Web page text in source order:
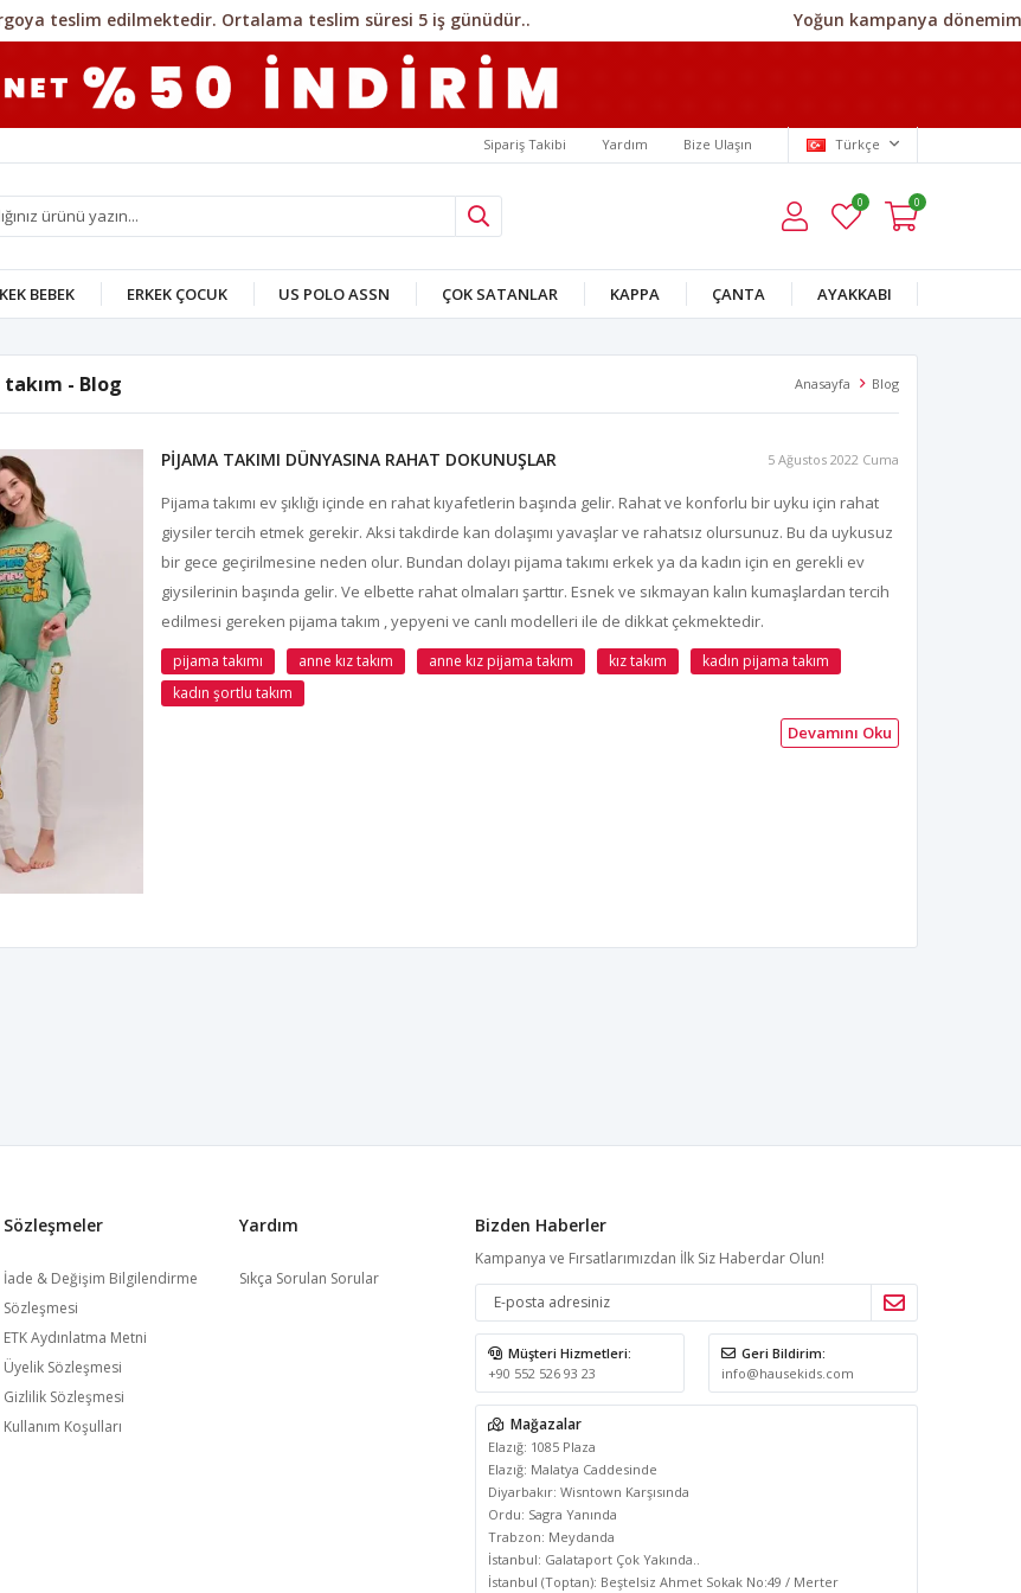
Yoğun kampanya
Sipariş Takibi Yardım Bize Ulaşın Türkçe
0 0
BEBEK ERKEK ÇOCUK US POLO ASSN ÇOK SATANLAR KAPPA ÇANTA AYAKKABI
- Blog Anasayfa Blog
PİJAMA TAKIMI DÜNYASINA RAHAT DOKUNUŞLAR 5 Ağustos 2022 Cuma
Pijama takımı ev şıklığı içinde en rahat kıyafetlerin başında gelir. Rahat ve konforlu bir uyku için rahat
giysiler tercih etmek gerekir. Aksi takdirde kan dolaşımı yavaşlar ve rahatsız olursunuz. Bu da uykusuz
bir gece geçirilmesine neden olur. Bundan dolayı pijama takımı erkek ya da kadın için en gerekli ev
giysilerinin başında gelir. Ve elbette rahat olmaları şarttır. Esnek ve sıkmayan kalın kumaşlardan tercih
edilmesi gereken pijama takım , yepyeni ve canlı modelleri ile de dikkat çekmektedir.
pijama takımı anne kız takım anne kız pijama takım kız takım
kadın pijama takım
kadın şortlu takım
Devamını Oku
Sözleşmeler
İade & Değişim Bilgilendirme
Sözleşmesi
ETK Aydınlatma Metni
Üyelik Sözleşmesi
Gizlilik Sözleşmesi
Kullanım Koşulları
Yardım
Sıkça Sorulan Sorular
Bizden Haberler
Kampanya ve Fırsatlarımızdan İlk Siz Haberdar Olun!
Müşteri Hizmetleri:
+90 552 526 93 23
Geri Bildirim:
info@hausekids.com
Elazığ: 1085 Plaza
Elazığ: Malatya Caddesinde
Diyarbakır: Wisntown Karşısında
Ordu: Sagra Yanında
Trabzon: Meydanda
İstanbul: Galataport Çok Yakında..
İstanbul (Toptan): Beştelsiz Ahmet Sokak No:49 / Merter